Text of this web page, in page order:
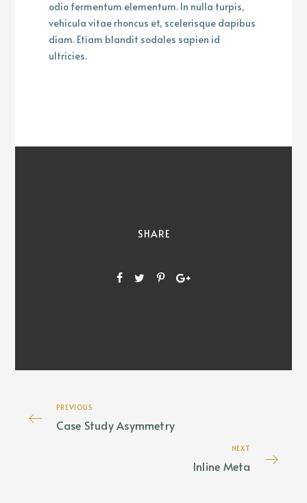
odio fermentum elementum. In nulla turpis,
vehicula vitae rhoncus et, scelerisque dapibus
diam. Etiam blandit sodales sapien id
ultricies.
SHARE
PREVIOUS
Case Study Asymmetry
NEXT
Inline Meta